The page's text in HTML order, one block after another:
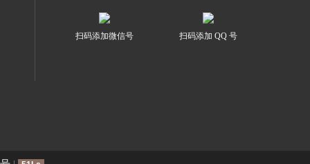
扫码添加微信号 扫码添加 QQ 号